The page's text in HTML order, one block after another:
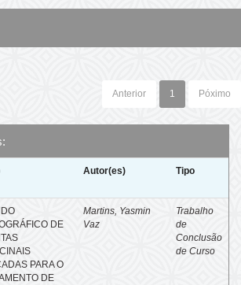
Anterior 1 Póximo
Autor(es) Tipo
DE
PARA O
DE
Martins, Yasmin
Vaz
Trabalho
de
Conclusão
de Curso